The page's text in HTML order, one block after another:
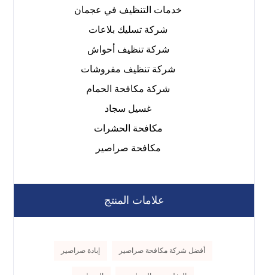
خدمات التنظيف في عجمان
شركة تسليك بلاعات
شركة تنظيف أحواش
شركة تنظيف مفروشات
شركة مكافحة الحمام
غسيل سجاد
مكافحة الحشرات
مكافحة صراصير
علامات المنتج
أفضل شركة مكافحة صراصير إبادة صراصير